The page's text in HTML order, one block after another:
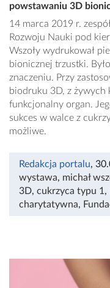
powstawaniu 3D
14 marca 2019 r.
Rozwoju Nauki pod
Wszoły wydrukował
bionicznej trzustki.
znaczeniu. Przy
biodruku 3D, z żywych
funkcjonalny organ.
sukces w walce z
możliwe.
Redakcja portalu,
wystawa, michał
3D, cukrzyca typu 1 ,
charytatywna,